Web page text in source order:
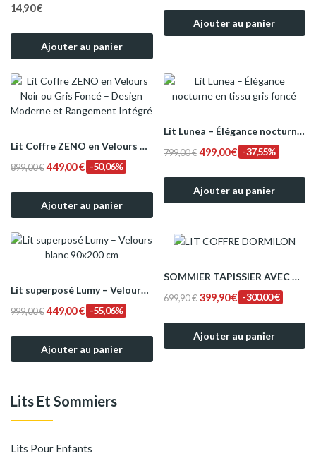
Lits Et Sommiers
Lits Pour Enfants
14,90 €
Ajouter au panier
Ajouter au panier
Lit Coffre ZENO en Velours Noir ou Gris Foncé –...
899,00 € 449,00 € -50,06%
Ajouter au panier
Lit Lunea – Élégance nocturne en tissu gris foncé
799,00 € 499,00 € -37,55%
Ajouter au panier
Lit superposé Lumy – Velours blanc 90x200 cm
999,00 € 449,00 € -55,06%
Ajouter au panier
SOMMIER TAPISSIER AVEC COFFRE MODELE DORMILON
699,90 € 399,90 € -300,00 €
Ajouter au panier